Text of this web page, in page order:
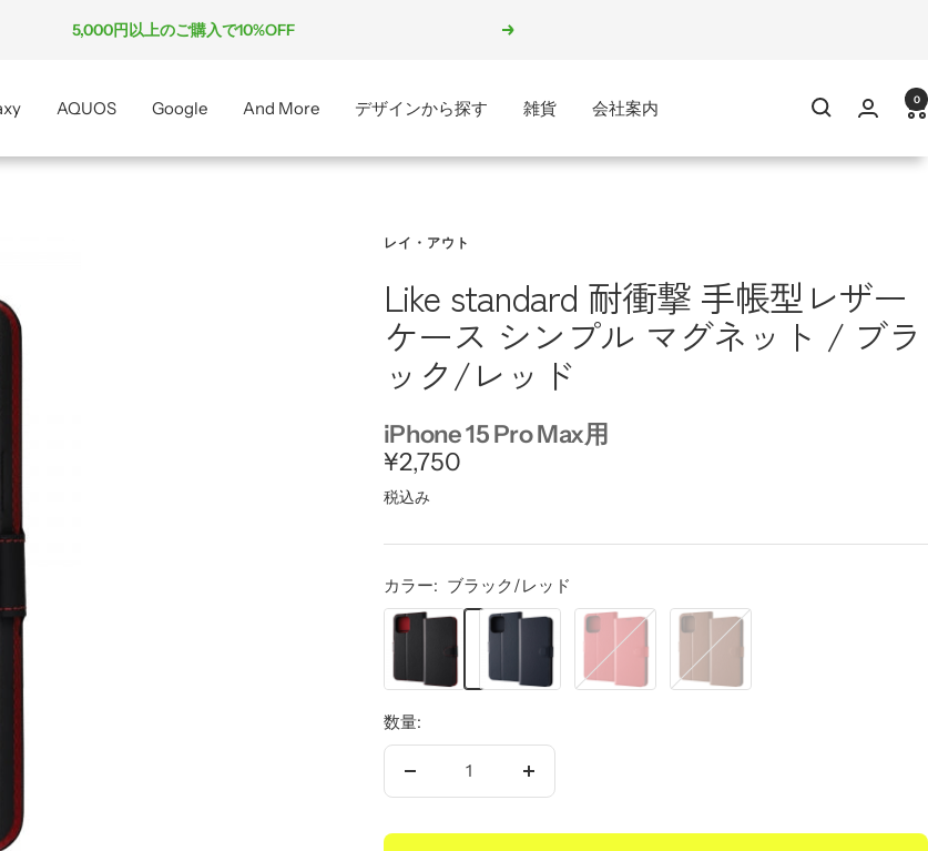
5,000円以上のご購入で10%OFF
次
AQUOS Google And More デザインから探す 雑貨 会社案内 0
レイ・アウト
Like standard 耐衝撃 手帳型レザー
ケース シンプル マグネット / ブラ
ック/レッド
iPhone 15 Pro Max用
セ
ー
ル
価
格
¥2,750
税込み
カラー: ブラック/レッド
ブ
ラ
ッ
レ
ド
ダ
ー
ク
レ
ド
ブ
ラ
ウ
数量:
を
数
を